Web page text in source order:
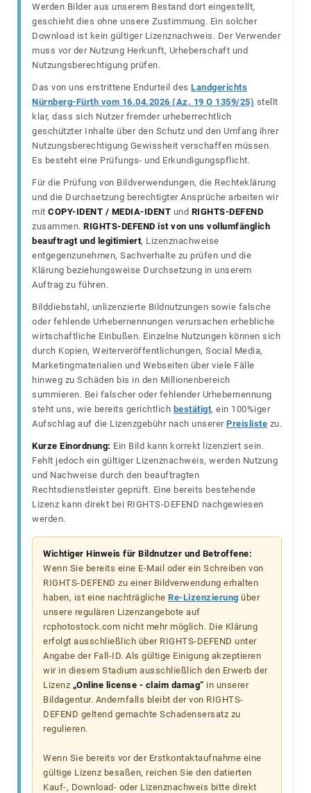
Werden Bilder aus unserem Bestand dort eingestellt,
geschieht dies ohne unsere Zustimmung. Ein solcher
Download ist kein gültiger Lizenznachweis. Der Verwender
muss vor der Nutzung Herkunft, Urheberschaft und
Nutzungsberechtigung prüfen.
Das von uns erstrittene Endurteil des Landgerichts
Nürnberg-Fürth vom 16.04.2026 (Az. 19 O 1359/25) stellt
klar, dass sich Nutzer fremder urheberrechtlich
geschützter Inhalte über den Schutz und den Umfang ihrer
Nutzungsberechtigung Gewissheit verschaffen müssen.
Es besteht eine Prüfungs- und Erkundigungspflicht.
Für die Prüfung von Bildverwendungen, die Rechteklärung
und die Durchsetzung berechtigter Ansprüche arbeiten wir
mit COPY-IDENT / MEDIA-IDENT und RIGHTS-DEFEND
zusammen. RIGHTS-DEFEND ist von uns vollumfänglich
beauftragt und legitimiert, Lizenznachweise
entgegenzunehmen, Sachverhalte zu prüfen und die
Klärung beziehungsweise Durchsetzung in unserem
Auftrag zu führen.
Bilddiebstahl, unlizenzierte Bildnutzungen sowie falsche
oder fehlende Urhebernennungen verursachen erhebliche
wirtschaftliche Einbußen. Einzelne Nutzungen können sich
durch Kopien, Weiterveröffentlichungen, Social Media,
Marketingmaterialien und Webseiten über viele Fälle
hinweg zu Schäden bis in den Millionenbereich
summieren. Bei falscher oder fehlender Urhebernennung
steht uns, wie bereits gerichtlich bestätigt, ein 100%iger
Aufschlag auf die Lizenzgebühr nach unserer Preisliste zu.
Kurze Einordnung: Ein Bild kann korrekt lizenziert sein.
Fehlt jedoch ein gültiger Lizenznachweis, werden Nutzung
und Nachweise durch den beauftragten
Rechtsdienstleister geprüft. Eine bereits bestehende
Lizenz kann direkt bei RIGHTS-DEFEND nachgewiesen
werden.
Wichtiger Hinweis für Bildnutzer und Betroffene:
Wenn Sie bereits eine E-Mail oder ein Schreiben von
RIGHTS-DEFEND zu einer Bildverwendung erhalten
haben, ist eine nachträgliche Re-Lizenzierung über
unsere regulären Lizenzangebote auf
rcphotostock.com nicht mehr möglich. Die Klärung
erfolgt ausschließlich über RIGHTS-DEFEND unter
Angabe der Fall-ID. Als gültige Einigung akzeptieren
wir in diesem Stadium ausschließlich den Erwerb der
Lizenz „Online license - claim damag“ in unserer
Bildagentur. Andernfalls bleibt der von RIGHTS-
DEFEND geltend gemachte Schadensersatz zu
regulieren.
Wenn Sie bereits vor der Erstkontaktaufnahme eine
gültige Lizenz besaßen, reichen Sie den datierten
Kauf-, Download- oder Lizenznachweis bitte direkt